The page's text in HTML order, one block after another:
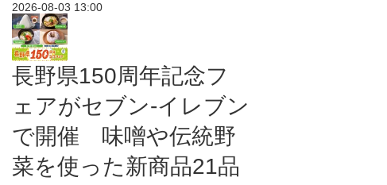
2026-08-03 13:00
長野県150周年記念フ
ェアがセブン-イレブン
で開催 味噌や伝統野
菜を使った新商品21品